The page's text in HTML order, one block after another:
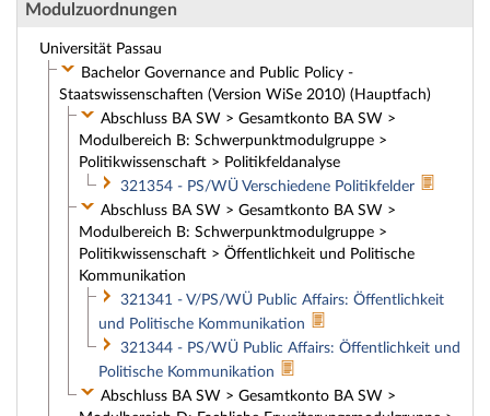
Modulzuordnungen
Universität Passau
Bachelor Governance and Public Policy -
Staatswissenschaften (Version WiSe 2010) (Hauptfach)
Abschluss BA SW > Gesamtkonto BA SW >
Modulbereich B: Schwerpunktmodulgruppe >
Politikwissenschaft > Politikfeldanalyse
321354 - PS/WÜ Verschiedene Politikfelder
Abschluss BA SW > Gesamtkonto BA SW >
Modulbereich B: Schwerpunktmodulgruppe >
Politikwissenschaft > Öffentlichkeit und Politische
Kommunikation
321341 - V/PS/WÜ Public Affairs: Öffentlichkeit
und Politische Kommunikation
321344 - PS/WÜ Public Affairs: Öffentlichkeit und
Politische Kommunikation
Abschluss BA SW > Gesamtkonto BA SW >